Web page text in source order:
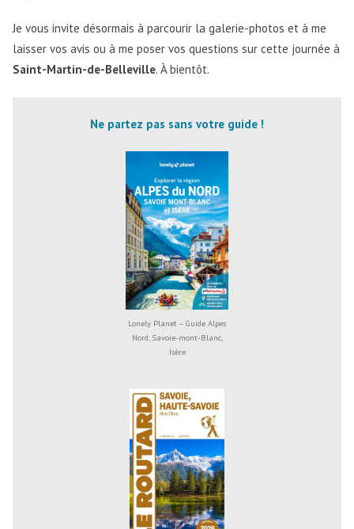
Je vous invite désormais à parcourir la galerie-photos et à me
laisser vos avis ou à me poser vos questions sur cette journée à
Saint-Martin-de-Belleville. À bientôt.
Ne partez pas sans votre guide !
Lonely Planet – Guide Alpes
Nord, Savoie-mont-Blanc,
Isère